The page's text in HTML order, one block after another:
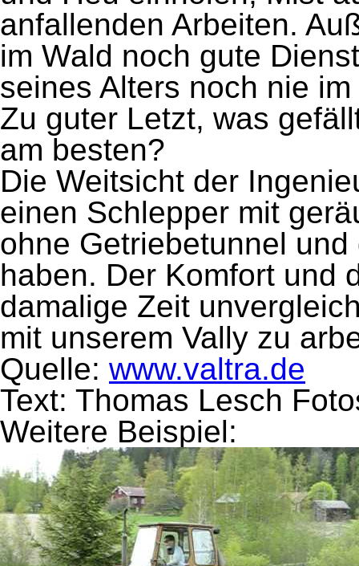
anfallenden Arbeiten.
im Wald noch gute
seines Alters noch nie
Zu guter Letzt, was
am besten?
Die Weitsicht der
einen Schlepper mit
ohne Getriebetunnel
haben. Der Komfort und
damalige Zeit
mit unserem Vally zu
Quelle: www.valtra.de
Text: Thomas Lesch
Weitere Beispiel: